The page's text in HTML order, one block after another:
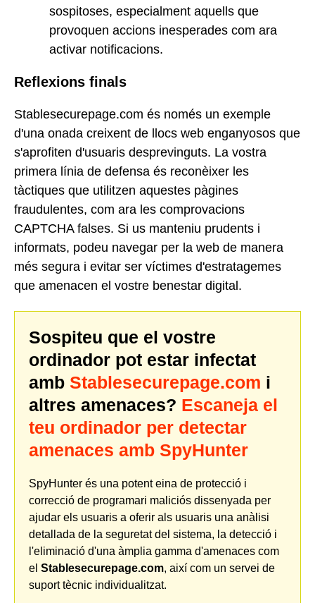
sospitoses, especialment aquells que
provoquen accions inesperades com ara
activar notificacions.
Reflexions finals
Stablesecurepage.com és només un exemple
d'una onada creixent de llocs web enganyosos que
s'aprofiten d'usuaris desprevinguts. La vostra
primera línia de defensa és reconèixer les
tàctiques que utilitzen aquestes pàgines
fraudulentes, com ara les comprovacions
CAPTCHA falses. Si us manteniu prudents i
informats, podeu navegar per la web de manera
més segura i evitar ser víctimes d'estratagemes
que amenacen el vostre benestar digital.
Sospiteu que el vostre
ordinador pot estar infectat
amb Stablesecurepage.com i
altres amenaces? Escaneja el
teu ordinador per detectar
amenaces amb SpyHunter
SpyHunter és una potent eina de protecció i
correcció de programari maliciós dissenyada per
ajudar els usuaris a oferir als usuaris una anàlisi
detallada de la seguretat del sistema, la detecció i
l'eliminació d'una àmplia gamma d'amenaces com
el Stablesecurepage.com, així com un servei de
suport tècnic individualitzat.